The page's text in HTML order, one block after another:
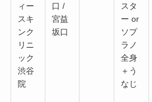
ィー
スキ
ンク
リニ
ック
渋谷
院
口 /
宮益
坂口
スタ
ー or
ソプ
ラノ
全身
＋う
なじ